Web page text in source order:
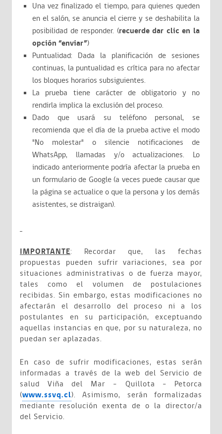
Una vez finalizado el tiempo, para quienes queden
en el salón, se anuncia el cierre y se deshabilita la
posibilidad de responder. (recuerde dar clic en la
opción “enviar”)
Puntualidad: Dada la planificación de sesiones
continuas, la puntualidad es crítica para no afectar
los bloques horarios subsiguientes.
La prueba tiene carácter de obligatorio y no
rendirla implica la exclusión del proceso.
Dado que usará su teléfono personal, se
recomienda que el día de la prueba active el modo
"No molestar" o silencie notificaciones de
WhatsApp, llamadas y/o actualizaciones. Lo
indicado anteriormente podría afectar la prueba en
un formulario de Google (a veces puede causar que
la página se actualice o que la persona y los demás
asistentes, se distraigan).
IMPORTANTE: Recordar que, las fechas
propuestas pueden sufrir variaciones, sea por
situaciones administrativas o de fuerza mayor,
tales como el volumen de postulaciones
recibidas. Sin embargo, estas modificaciones no
afectarán el desarrollo del proceso ni a los
postulantes en su participación, exceptuando
aquellas instancias en que, por su naturaleza, no
puedan ser aplazadas.
En caso de sufrir modificaciones, estas serán
informadas a través de la web del Servicio de
salud Viña del Mar – Quillota - Petorca
(www.ssvq.cl). Asimismo, serán formalizadas
mediante resolución exenta de o la director/a
del Servicio.